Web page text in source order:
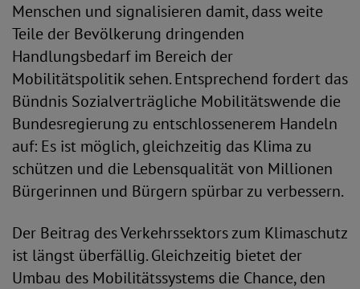
Menschen und signalisieren damit, dass weite
Teile der Bevölkerung dringenden
Handlungsbedarf im Bereich der
Mobilitätspolitik sehen. Entsprechend fordert das
Bündnis Sozialverträgliche Mobilitätswende die
Bundesregierung zu entschlossenerem Handeln
auf: Es ist möglich, gleichzeitig das Klima zu
schützen und die Lebensqualität von Millionen
Bürgerinnen und Bürgern spürbar zu verbessern.
Der Beitrag des Verkehrssektors zum Klimaschutz
ist längst überfällig. Gleichzeitig bietet der
Umbau des Mobilitätssystems die Chance, den